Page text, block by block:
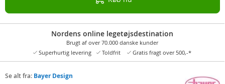
Nordens online legetøjsdestination
Brugt af over 70.000 danske kunder
Superhurtig levering
Toldfrit Gratis fragt over 500,-*
Se alt fra: Bayer Design